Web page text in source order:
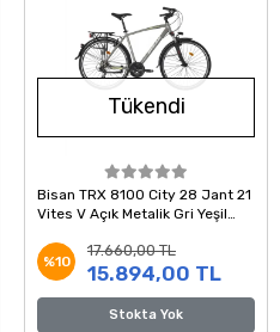
Tükendi
Bisan TRX 8100 City 28 Jant 21
Vites V Açık Metalik Gri Yeşil
%10
17.660,00 TL
15.894,00 TL
Stokta Yok